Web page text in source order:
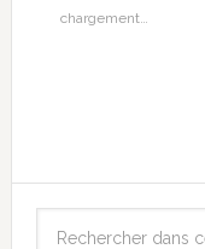
chargement…